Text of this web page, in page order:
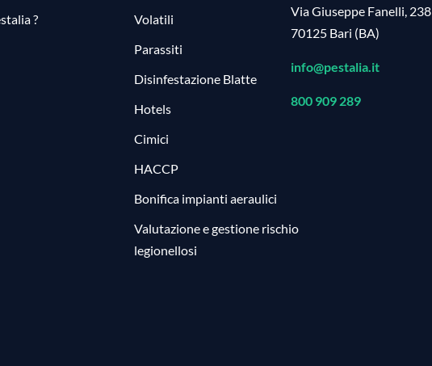
?
Volatili
Parassiti
Disinfestazione Blatte
Hotels
Cimici
HACCP
Bonifica impianti aeraulici
Valutazione e gestione rischio
legionellosi
Via Giuseppe Fanelli, 238
70125 Bari (BA)
info@pestalia.it
800 909 289